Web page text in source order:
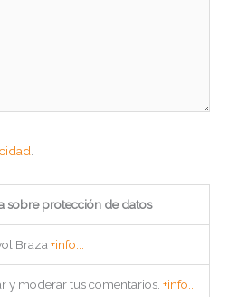
sobre protección de datos
Braza +info...
y moderar tus comentarios. +info...